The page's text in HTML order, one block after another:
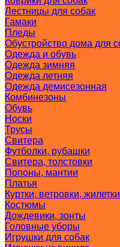
Лестницы для собак
Гамаки
Пледы
Обустройство дома для
Одежда и обувь
Одежда зимняя
Одежда летняя
Одежда демисезонная
Комбинезоны
Обувь
Носки
Трусы
Свитера
Футболки, рубашки
Свитера, толстовки
Попоны, мантии
Платья
Куртки, ветровки, жилетки
Костюмы
Дождевики, зонты
Головные уборы
Игрушки для собак